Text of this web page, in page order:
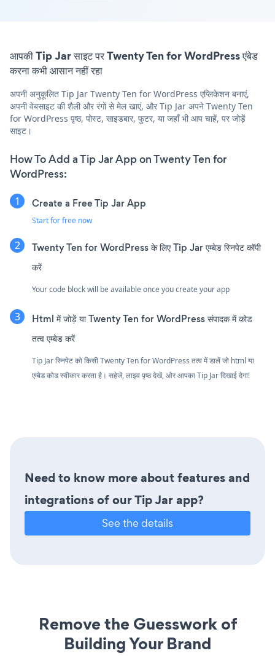
आपकी Tip Jar साइट पर Twenty Ten for WordPress एंबेड
करना कभी आसान नहीं रहा
अपनी अनुकूलित Tip Jar Twenty Ten for WordPress एप्लिकेशन बनाएं,
अपनी वेबसाइट की शैली और रंगों से मेल खाएं, और Tip Jar अपने Twenty Ten
for WordPress पृष्ठ, पोस्ट, साइडबार, फुटर, या जहाँ भी आप चाहें, पर जोड़ें
साइट।
How To Add a Tip Jar App on Twenty Ten for
WordPress:
Create a Free Tip Jar App
Start for free now
Twenty Ten for WordPress के लिए Tip Jar एम्बेड स्निपेट कॉपी
करें
Your code block will be available once you create your app
Html में जोड़ें या Twenty Ten for WordPress संपादक में कोड
तत्व एम्बेड करें
Tip Jar स्निपेट को किसी Twenty Ten for WordPress तत्व में डालें जो html या
एम्बेड कोड स्वीकार करता है। सहेजें, लाइव पृष्ठ देखें, और आपका Tip Jar दिखाई देगा!
Need to know more about features and
integrations of our Tip Jar app?
See the details
Remove the Guesswork of
Building Your Brand